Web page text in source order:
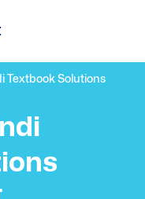
Textbook Solutions